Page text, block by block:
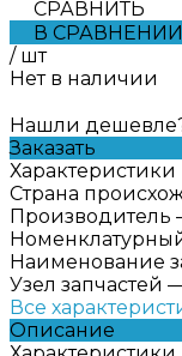
СРАВНИТЬ
В СРАВНЕНИИ
/ шт
Нет в наличии
Нашли
Заказать
Характеристики
Страна
Производитель
Наименование
Узел запчастей
Все
Описание